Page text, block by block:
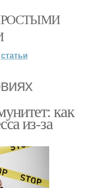
статьи
как
из-за